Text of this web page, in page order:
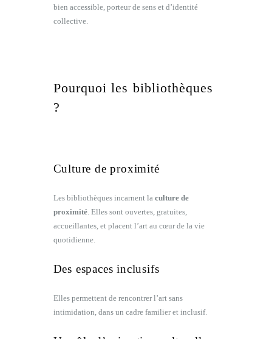
bien accessible, porteur de sens et d’identité
collective.
Pourquoi les bibliothèques
?
Culture de proximité
Les bibliothèques incarnent la culture de
proximité. Elles sont ouvertes, gratuites,
accueillantes, et placent l’art au cœur de la vie
quotidienne.
Des espaces inclusifs
Elles permettent de rencontrer l’art sans
intimidation, dans un cadre familier et inclusif.